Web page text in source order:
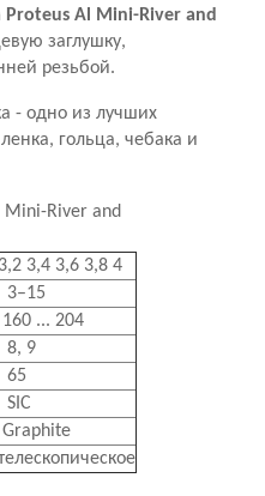
Proteus Al Mini-River and
заглушку,
резьбой.
- одно из лучших
гольца, чебака и
Mini-River and
3,4 3,6 3,8 4
... 204
9